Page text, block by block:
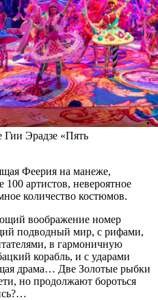
Гии Эрадзе «Пять
Феерия на манеже,
100 артистов, невероятное
количество костюмов.
воображение номер
подводный мир, с рифами,
в гармоничную
корабль, и с ударами
драма… Две Золотые рыбки
но продолжают бороться